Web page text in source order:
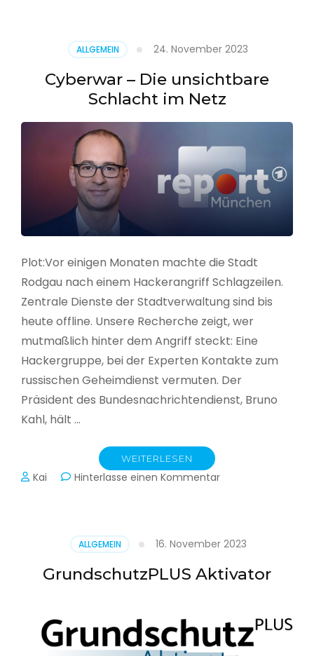
ALLGEMEIN 24. November 2023
Cyberwar – Die unsichtbare
Schlacht im Netz
Plot:Vor einigen Monaten machte die Stadt
Rodgau nach einem Hackerangriff Schlagzeilen.
Zentrale Dienste der Stadtverwaltung sind bis
heute offline. Unsere Recherche zeigt, wer
mutmaßlich hinter dem Angriff steckt: Eine
Hackergruppe, bei der Experten Kontakte zum
russischen Geheimdienst vermuten. Der
Präsident des Bundesnachrichtendienst, Bruno
Kahl, hält …
WEITERLESEN
Kai Hinterlasse einen Kommentarzu
Schlacht
im
Netz
ALLGEMEIN 16. November 2023
GrundschutzPLUS Aktivator